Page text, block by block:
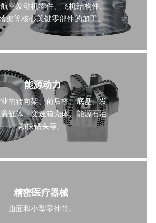
空发动机零件、飞机结构件、
架等核心关键零部件的加工。
能源动力
的转向架、前后桥、底盘、发
缸体、变速箱壳体、能源石油
勘探钻头等。
精密医疗器械
曲面和小型零件等。